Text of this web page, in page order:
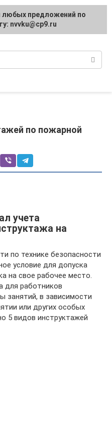
налоговые
по пожарной
учета
на
по технике безопасности
условие для допуска
на свое рабочее место.
для работников
занятий, в зависимости
или других особых
5 видов инструктажей
любых предложений по
nvvku@cp9.ru